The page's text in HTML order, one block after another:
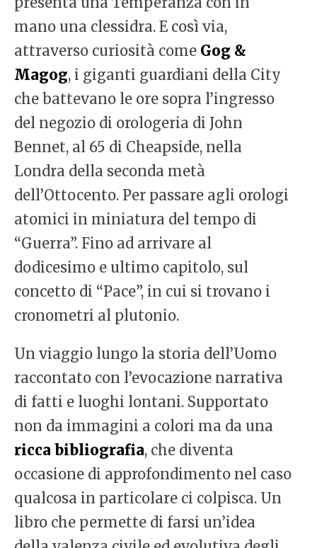
mano una clessidra. E così via,
attraverso curiosità come Gog &
Magog, i giganti guardiani della City
che battevano le ore sopra l’ingresso
del negozio di orologeria di John
Bennet, al 65 di Cheapside, nella
Londra della seconda metà
dell’Ottocento. Per passare agli orologi
atomici in miniatura del tempo di
“Guerra”. Fino ad arrivare al
dodicesimo e ultimo capitolo, sul
concetto di “Pace”, in cui si trovano i
cronometri al plutonio.
Un viaggio lungo la storia dell’Uomo
raccontato con l’evocazione narrativa
di fatti e luoghi lontani. Supportato
non da immagini a colori ma da una
ricca bibliografia, che diventa
occasione di approfondimento nel caso
qualcosa in particolare ci colpisca. Un
libro che permette di farsi un’idea